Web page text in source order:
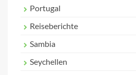
Portugal
Reiseberichte
Sambia
Seychellen